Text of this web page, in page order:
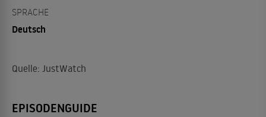
SPRACHE
Deutsch
Quelle: JustWatch
EPISODENGUIDE